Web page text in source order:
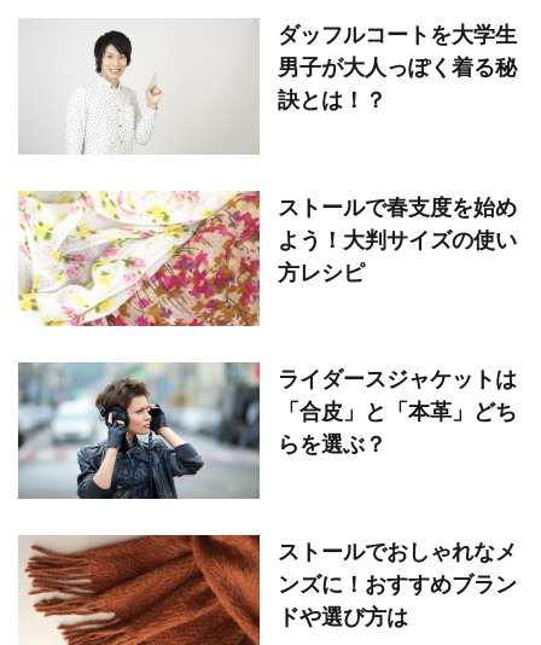
ダッフルコートを大学生
男子が大人っぽく着る秘
訣とは！？
ストールで春支度を始め
よう！大判サイズの使い
方レシピ
ライダースジャケットは
「合皮」と「本革」どち
らを選ぶ？
ストールでおしゃれなメ
ンズに！おすすめブラン
ドや選び方は